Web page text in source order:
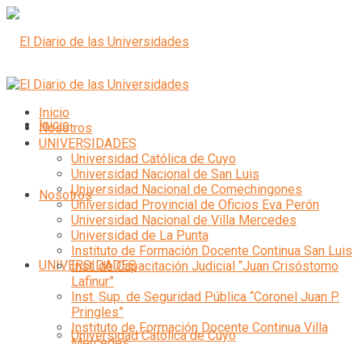
Inicio
Nosotros
UNIVERSIDADES
Universidad Católica de Cuyo
Inicio
Nosotros
UNIVERSIDADES
Universidad Católica de Cuyo
Universidad Nacional de San Luis
Universidad Nacional de Comechingones
Universidad Provincial de Oficios Eva Perón
Universidad Nacional de Villa Mercedes
Universidad de La Punta
Instituto de Formación Docente Continua San Luis
Inst. de Capacitación Judicial “Juan Crisóstomo
Lafinur”
Inst. Sup. de Seguridad Pública “Coronel Juan P.
Pringles”
Instituto de Formación Docente Continua Villa